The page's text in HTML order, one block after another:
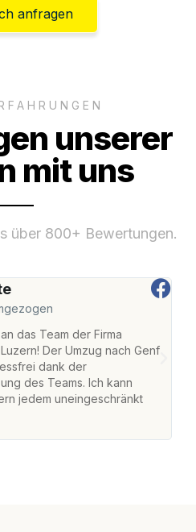
anfragen
unserer
mit uns
über 800+ Bewertungen.
das Team der Firma
Der Umzug nach Genf
dank der
des Teams. Ich kann
jedem uneingeschränkt